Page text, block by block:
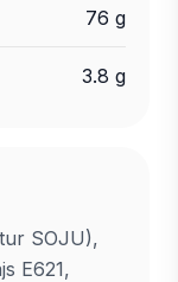
76 g
3.8 g
SOJU),
E621,